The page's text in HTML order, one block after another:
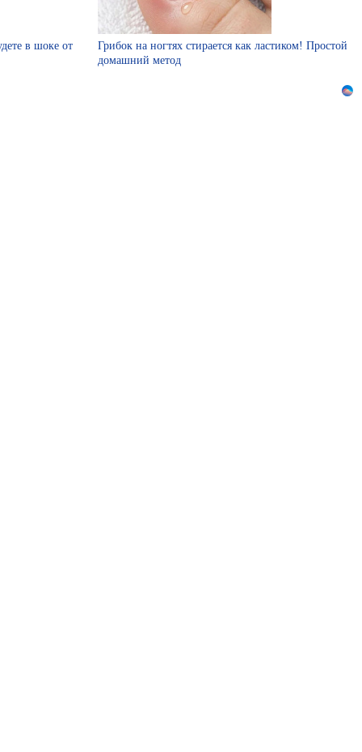
в шоке от
Грибок на ногтях стирается как ластиком! Простой
домашний метод